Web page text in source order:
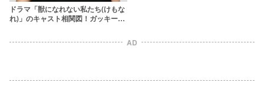
ドラマ「獣になれない私たち(けもな
れ)」のキャスト相関図！ガッキーと
AD